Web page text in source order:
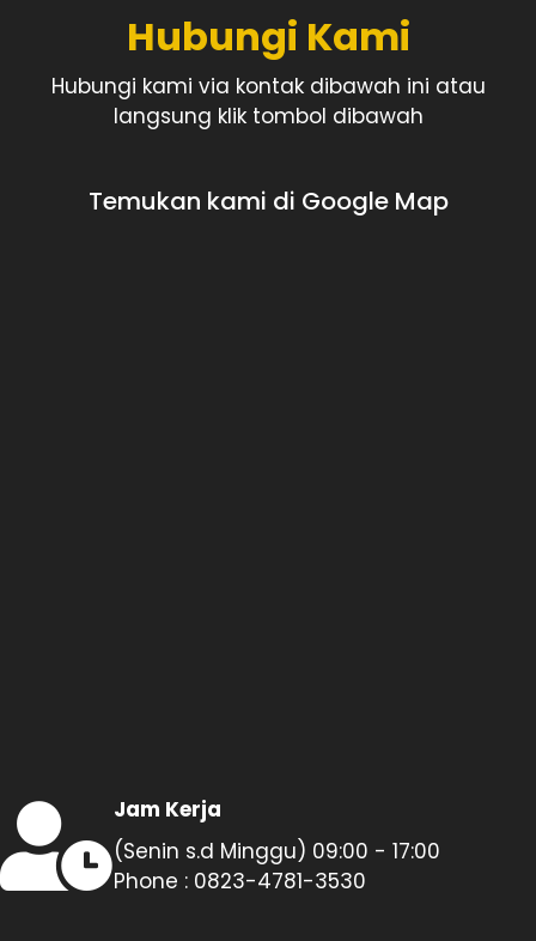
Hubungi Kami
Hubungi kami via kontak dibawah ini atau
langsung klik tombol dibawah
Temukan kami di Google Map
Jam Kerja
(Senin s.d Minggu) 09:00 - 17:00
Phone : 0823-4781-3530